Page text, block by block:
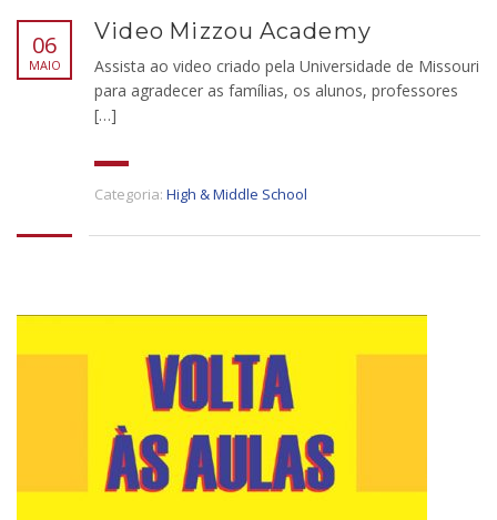
06
MAIO
Video Mizzou Academy
Assista ao video criado pela Universidade de Missouri
para agradecer as famílias, os alunos, professores
[…]
Categoria: High & Middle School